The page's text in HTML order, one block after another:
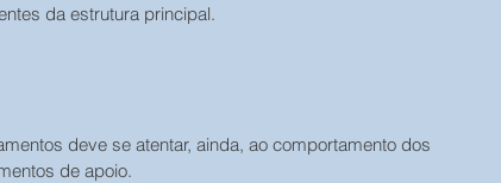
da estrutura principal.
deve se atentar, ainda, ao comportamento dos
de apoio.